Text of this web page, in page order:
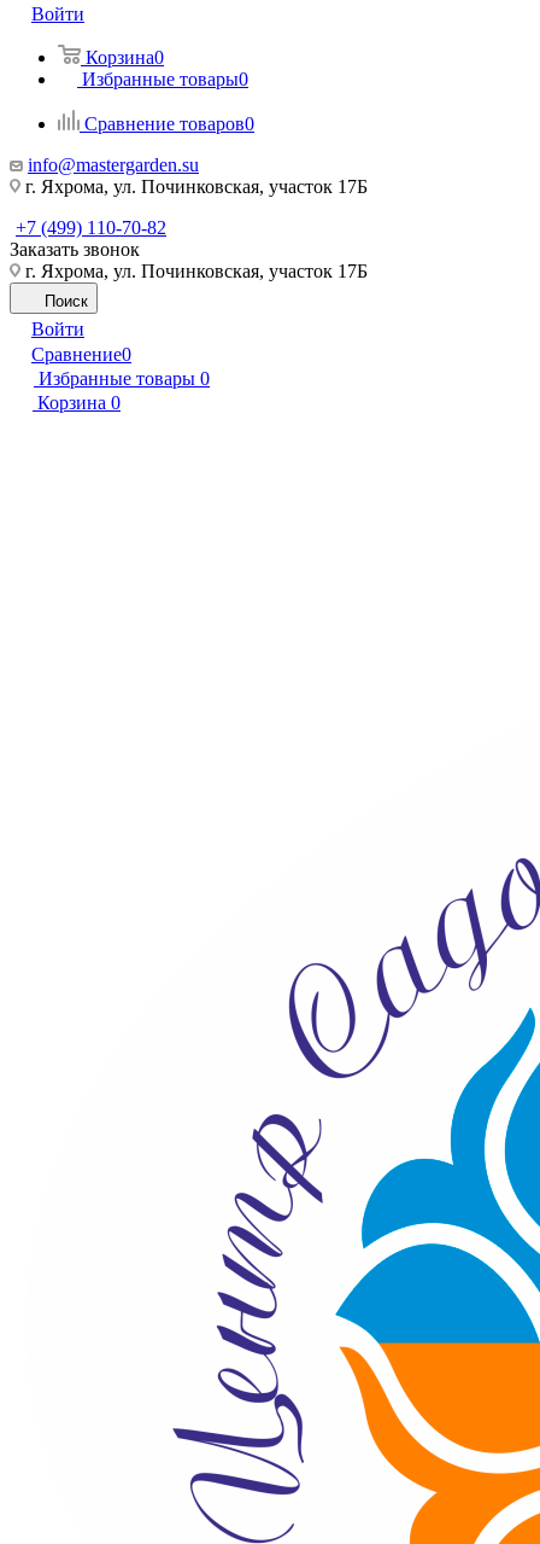
Войти
Корзина0
Избранные товары0
Сравнение товаров0
info@mastergarden.su
г. Яхрома, ул. Починковская, участок 17Б
+7 (499) 110-70-82
Заказать звонок
г. Яхрома, ул. Починковская, участок 17Б
Поиск
Войти
Сравнение0
Избранные товары 0
Корзина 0